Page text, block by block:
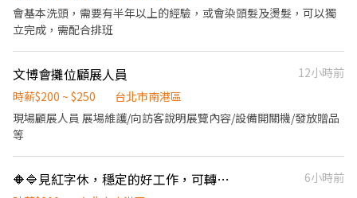
會基本洗頭，需要有半年以上的經驗，或會染頭髮及燙髮，可以獨
立完成，需配合排班
文博會攤位顧展人員
12小時前
時薪$200 ~ $250
台北市南港區
現場顧展人員 展場維護/向訪客說明展覽內容/設備開關機/發放贈品
等
🔶🔷見紅字休，穩定的好工作，可轉正🔶🔷。銀行行政助理 (長期) B93
6小時前